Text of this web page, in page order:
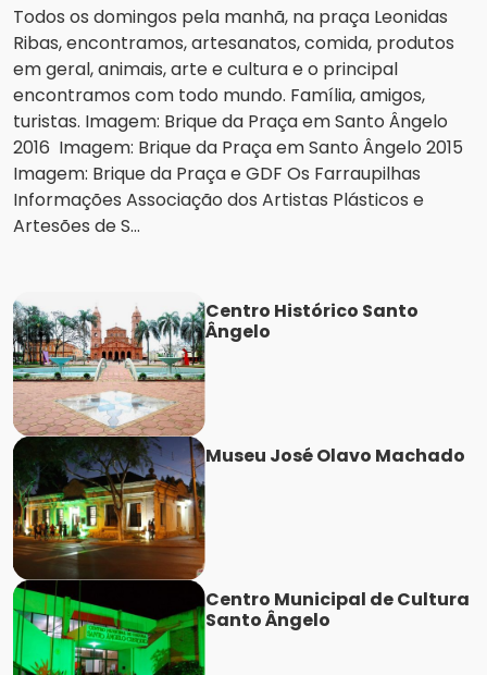
Todos os domingos pela manhã, na praça Leonidas
Ribas, encontramos, artesanatos, comida, produtos
em geral, animais, arte e cultura e o principal
encontramos com todo mundo. Família, amigos,
turistas. Imagem: Brique da Praça em Santo Ângelo
2016 Imagem: Brique da Praça em Santo Ângelo 2015
Imagem: Brique da Praça e GDF Os Farraupilhas
Informações Associação dos Artistas Plásticos e
Artesões de S...
Centro Histórico Santo
Ângelo
Museu José Olavo Machado
Centro Municipal de Cultura
Santo Ângelo